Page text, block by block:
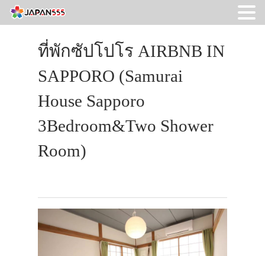
ที่พักซัปโปโร AIRBNB IN
SAPPORO (Samurai
House Sapporo
3Bedroom&Two Shower
Room)